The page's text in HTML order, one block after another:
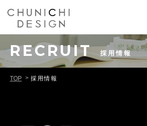
RECRUIT 採用情報
TOP 採用情報